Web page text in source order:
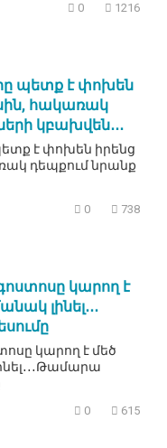
0 1216
պետք է փոխեն
հակառակ
կբախվեն․․․
է փոխեն իրենց
դեպքում նրանք
0 738
կարող է
լինել․․․
կարող է մեծ
0 615